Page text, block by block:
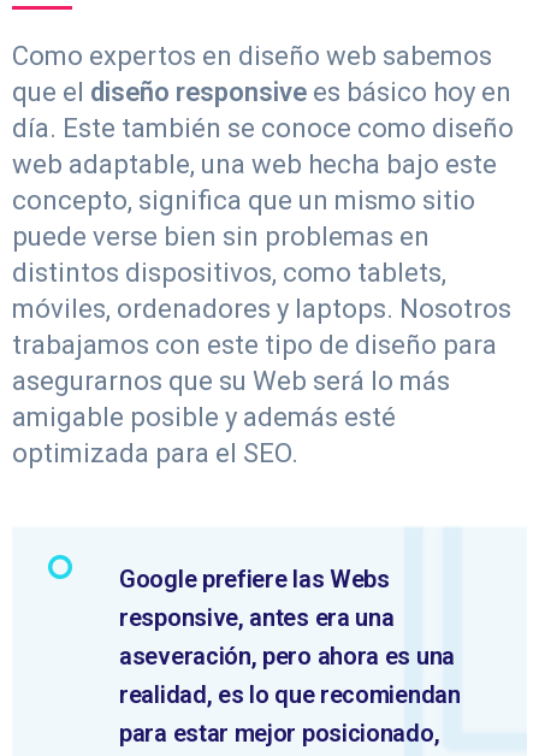
Como expertos en diseño web sabemos
que el diseño responsive es básico hoy en
día. Este también se conoce como diseño
web adaptable, una web hecha bajo este
concepto, significa que un mismo sitio
puede verse bien sin problemas en
distintos dispositivos, como tablets,
móviles, ordenadores y laptops. Nosotros
trabajamos con este tipo de diseño para
asegurarnos que su Web será lo más
amigable posible y además esté
optimizada para el SEO.
Google prefiere las Webs
responsive, antes era una
aseveración, pero ahora es una
realidad, es lo que recomiendan
para estar mejor posicionado,